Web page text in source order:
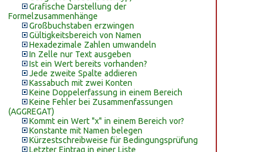
Grafische Darstellung der
Formelzusammenhänge
Großbuchstaben erzwingen
Gültigkeitsbereich von Namen
Hexadezimale Zahlen umwandeln
In Zelle nur Text ausgeben
Ist ein Wert bereits vorhanden?
Jede zweite Spalte addieren
Kassabuch mit zwei Konten
Keine Doppelerfassung in einem Bereich
Keine Fehler bei Zusammenfassungen
(AGGREGAT)
Kommt ein Wert "x" in einem Bereich vor?
Konstante mit Namen belegen
Kürzestschreibweise für Bedingungsprüfung
Letzter Eintrag in einer Liste